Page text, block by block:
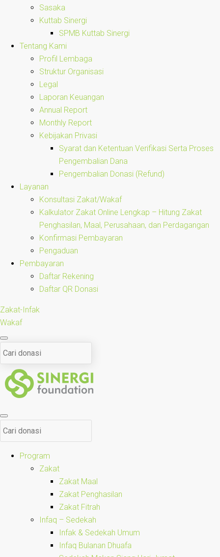
Sasaka
Kuttab Sinergi
SPMB Kuttab Sinergi
Tentang Kami
Profil Lembaga
Struktur Organisasi
Legal
Laporan Keuangan
Annual Report
Monthly Report
Kebijakan Privasi
Syarat dan Ketentuan Verifikasi Serta Proses
Pengembalian Dana
Pengembalian Donasi (Refund)
Layanan
Konsultasi Zakat/Wakaf
Kalkulator Zakat Online Lengkap – Hitung Zakat
Penghasilan, Maal, Perusahaan, dan Perdagangan
Konfirmasi Pembayaran
Pengaduan
Pembayaran
Daftar Rekening
Daftar QR Donasi
Zakat-Infak
Wakaf
Program
Zakat
Zakat Maal
Zakat Penghasilan
Zakat Fitrah
Infaq – Sedekah
Infak & Sedekah Umum
Infaq Bulanan Dhuafa